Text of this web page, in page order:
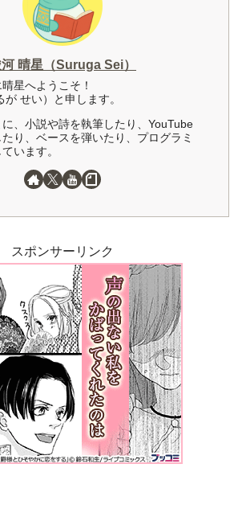
晴星（Suruga Sei）
星へようこそ！
せい）と申します。
、小説や詩を執筆したり、YouTube
り、ベースを弾いたり、プログラミ
います。
スポンサーリンク